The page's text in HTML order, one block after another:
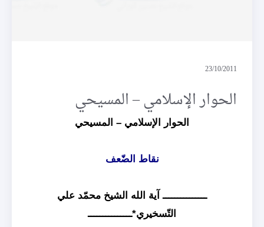
23/10/2011
الحوار الإسلامي – المسيحي
الحوار الإسلامي – المسيحي
نقاط الضّعف
ـــــــــــــــ آية الله الشيخ محمّد علي
التّسخيري*ـــــــــــــــ